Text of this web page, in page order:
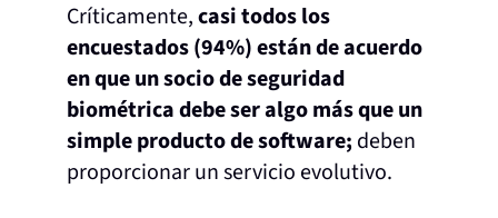
Críticamente,casi todos los
encuestados (94%) están de acuerdo
en que un socio de seguridad
biométrica debe ser algo más que un
simple producto de software; deben
proporcionar un servicio evolutivo.